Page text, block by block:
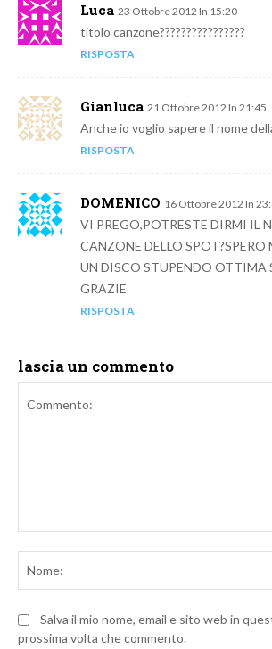
Luca 23 Ottobre 2012 In 15:20
titolo canzone????????????????
RISPOSTA
Gianluca 21 Ottobre 2012 In 21:45
Anche io voglio sapere il nome
RISPOSTA
DOMENICO 16 Ottobre 2012 In
VI PREGO,POTRESTE DIRMI IL
CANZONE DELLO
UN DISCO STUPENDO OTTIMA
GRAZIE
RISPOSTA
lascia un commento
Salva il mio nome, email e sito web in
prossima volta che commento.